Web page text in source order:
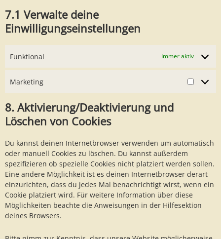
7.1 Verwalte deine
Einwilligungseinstellungen
Funktional Immer aktiv
Marketing
8. Aktivierung/Deaktivierung und
Löschen von Cookies
Du kannst deinen Internetbrowser verwenden um automatisch
oder manuell Cookies zu löschen. Du kannst außerdem
spezifizieren ob spezielle Cookies nicht platziert werden sollen.
Eine andere Möglichkeit ist es deinen Internetbrowser derart
einzurichten, dass du jedes Mal benachrichtigt wirst, wenn ein
Cookie platziert wird. Für weitere Information über diese
Möglichkeiten beachte die Anweisungen in der Hilfesektion
deines Browsers.